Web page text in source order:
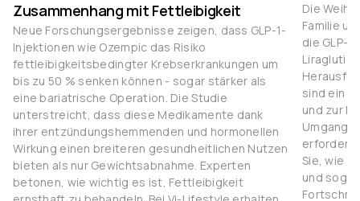
Zusammenhang mit Fettleibigkeit
Neue Forschungsergebnisse zeigen, dass GLP-1-
Injektionen wie Ozempic das Risiko
fettleibigkeitsbedingter Krebserkrankungen um
bis zu 50 % senken können - sogar stärker als
eine bariatrische Operation. Die Studie
unterstreicht, dass diese Medikamente dank
ihrer entzündungshemmenden und hormonellen
Wirkung einen breiteren gesundheitlichen Nutzen
bieten als nur Gewichtsabnahme. Experten
betonen, wie wichtig es ist, Fettleibigkeit
Die
Familie
die GLP-
sind ein
und zur
Umgang
erfordert
Sie, wie
und